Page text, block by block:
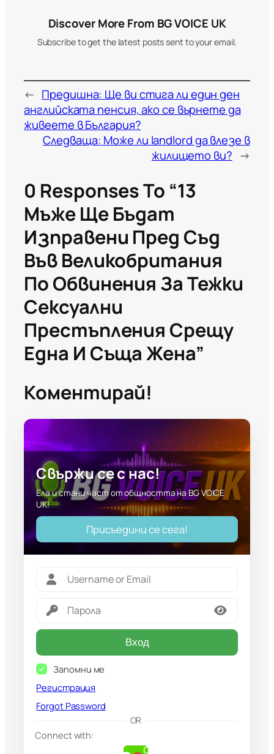
Discover More From BG VOICE UK
Subscribe to get the latest posts sent to your email.
← Предишна: Ще ви стига ли един ден
английската пенсия, ако се върнете да
живеете в България?
Следваща: Може ли landlord да влезе в
жилището ви? →
0 Responses To “13
Мъже Ще Бъдат
Изправени Пред Съд
Във Великобритания
По Обвинения За Тежки
Сексуални
Престъпления Срещу
Една И Съща Жена”
Коментирай!
Свържи се с нас!
Ела и стани част от общността на BG VOICE
UK!
Присъедини се сега!
Вход
Запомни ме
Регистрация
Forgot Password
OR
Connect with:
o